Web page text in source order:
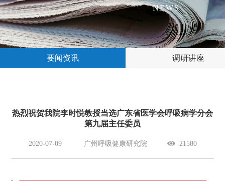
NEWS
要闻资讯 调研讲座
热烈祝贺我院李时悦教授当选广东省医学会呼吸病学分会
第九届主任委员
2020-07-09 广州呼吸健康研究院 21580